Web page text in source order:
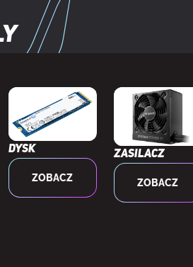
Dysk
ZOBACZ
Zasilacz
ZOBACZ